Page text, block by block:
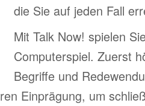
die Sie auf jeden Fall
Mit Talk Now! spielen
Computerspiel. Zuerst
Begriffe und
Einprägung, um